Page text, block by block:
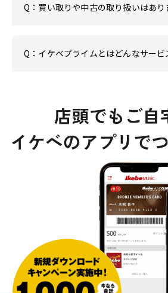
Q：買い取りや中古の取り扱いはあり
Q：イケベプライムとはどんなサービ